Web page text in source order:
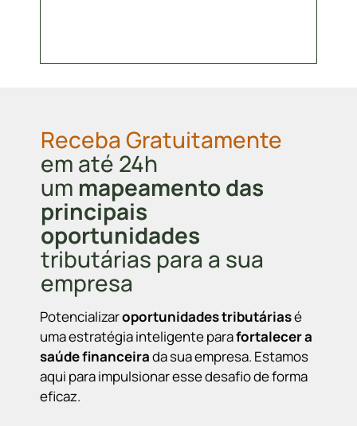
Receba Gratuitamente
em até 24h
um mapeamento das
principais
oportunidades
tributárias para a sua
empresa
Potencializaroportunidades tributáriasé
uma estratégia inteligente parafortalecer a
saúde financeirada sua empresa. Estamos
aqui para impulsionar esse desafio de forma
eficaz.